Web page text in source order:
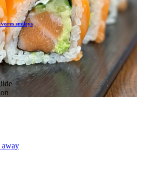
smileys
away